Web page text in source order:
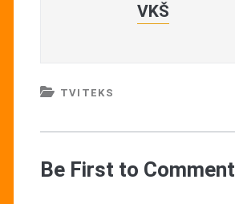
VKŠ
TVITEKS
Be First to Comment